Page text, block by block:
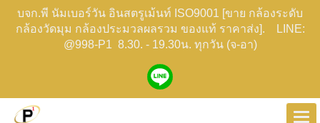
บจก.พี นัมเบอร์วัน อินสตรูเม้นท์ ISO9001 [ขาย กล้องระดับ
กล้องวัดมุม กล้องประมวลผลรวม ของแท้ ราคาส่ง]. LINE:
@998-P1 8.30. - 19.30น. ทุกวัน (จ-อา)